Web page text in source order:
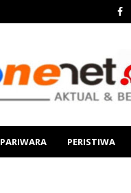
PARIWARA PERISTIWA